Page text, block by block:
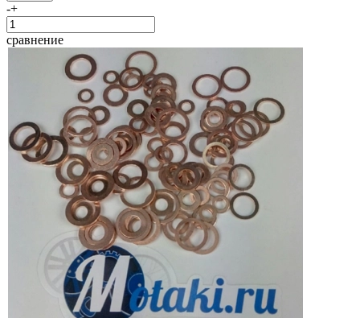
-+
сравнение